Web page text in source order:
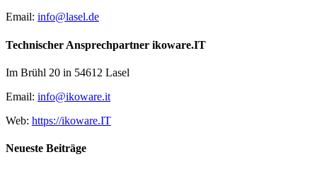
Email: info@lasel.de
Technischer Ansprechpartner ikoware.IT
Im Brühl 20 in 54612 Lasel
Email: info@ikoware.it
Web: https://ikoware.IT
Neueste Beiträge